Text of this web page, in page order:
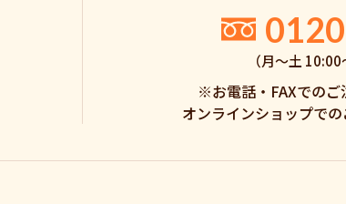
（月〜土
※お電話・FAXでのご
オンラインショップでの